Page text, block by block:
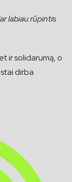
labiau rūpintis
ir solidarumą, o
dirba